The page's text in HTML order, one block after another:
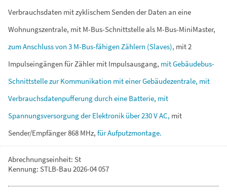
Verbrauchsdaten mitzyklischemSenden derDaten an eine
Wohnungszentrale, mit M-Bus-Schnittstelleals M-Bus-MiniMaster,
zumAnschlussvon 3 M-Bus-fähigen Zählern (Slaves), mit2
Impulseingängen fürZählermit Impulsausgang, mitGebäudebus-
SchnittstellezurKommunikation miteinerGebäudezentrale, mit
Verbrauchsdatenpufferungdurch eine Batterie, mit
SpannungsversorgungderElektronik über230VAC, mit
Sender/Empfänger868 MHz, fürAufputzmontage.
Abrechnungseinheit: St
Kennung: STLB-Bau 2026-04 057